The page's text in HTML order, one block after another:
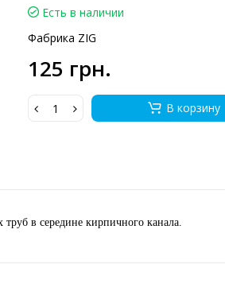
Есть в наличии
Фабрика ZIG
125 грн.
В корзину
в середине кирпичного канала.